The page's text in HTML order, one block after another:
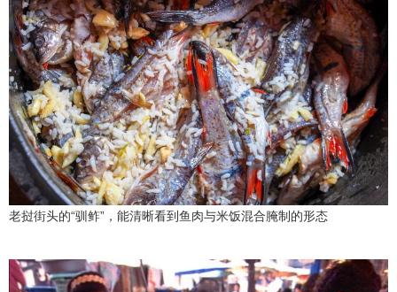
老挝街头的“驯鲊”，能清晰看到鱼肉与米饭混合腌制的形态